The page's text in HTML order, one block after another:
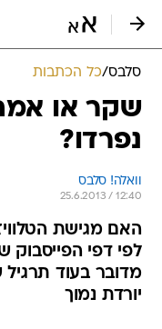
סלבס/כל הכתבות
שקר או
נפרדו?
וואלה! סלבס
25.6.2013 / 12:40
האם מגישת
לפי דפי הפייסבוק
מדובר בעוד תרגיל
יורדת נמוך